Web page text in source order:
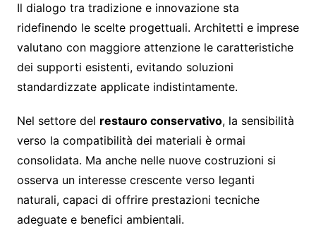
Il dialogo tra tradizione e innovazione sta
ridefinendo le scelte progettuali. Architetti e imprese
valutano con maggiore attenzione le caratteristiche
dei supporti esistenti, evitando soluzioni
standardizzate applicate indistintamente.
Nel settore del restauro conservativo, la sensibilità
verso la compatibilità dei materiali è ormai
consolidata. Ma anche nelle nuove costruzioni si
osserva un interesse crescente verso leganti
naturali, capaci di offrire prestazioni tecniche
adeguate e benefici ambientali.